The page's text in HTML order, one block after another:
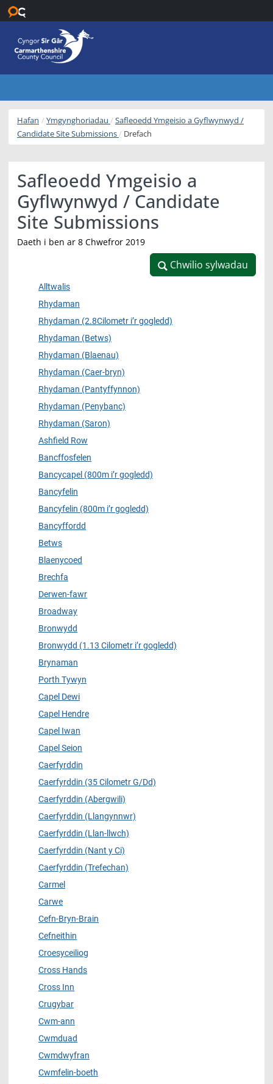
Hafan Ymgynghoriadau
Safleoedd Ymgeisio a Gyflwynwyd /
Candidate Site Submissions
Drefach
Safleoedd Ymgeisio a
Gyflwynwyd / Candidate
Site Submissions
Daeth i ben ar 8 Chwefror 2019
Chwilio sylwadau
Chwilio sylwadau
Alltwalis
Rhydaman
Rhydaman (2.8Cilometr i’r gogledd)
Rhydaman (Betws)
Rhydaman (Blaenau)
Rhydaman (Caer-bryn)
Rhydaman (Pantyffynnon)
Rhydaman (Penybanc)
Rhydaman (Saron)
Ashfield Row
Bancffosfelen
Bancycapel (800m i’r gogledd)
Bancyfelin
Bancyfelin (800m i’r gogledd)
Bancyffordd
Betws
Blaenycoed
Brechfa
Derwen-fawr
Broadway
Bronwydd
Bronwydd (1.13 Cilometr i’r gogledd)
Brynaman
Porth Tywyn
Capel Dewi
Capel Hendre
Capel Iwan
Capel Seion
Caerfyrddin
Caerfyrddin (35 Cilometr G/Dd)
Caerfyrddin (Abergwili)
Caerfyrddin (Llangynnwr)
Caerfyrddin (Llan-llwch)
Caerfyrddin (Nant y Ci)
Caerfyrddin (Trefechan)
Carmel
Carwe
Cefn-Bryn-Brain
Cefneithin
Croesyceiliog
Cross Hands
Cross Inn
Crugybar
Cwm-ann
Cwmduad
Cwmdwyfran
Cwmfelin-boeth